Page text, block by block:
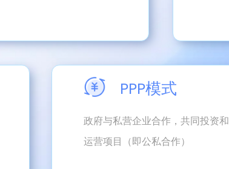
PPP模式
政府与私营企业合作，共同投资和
运营项目（即公私合作）